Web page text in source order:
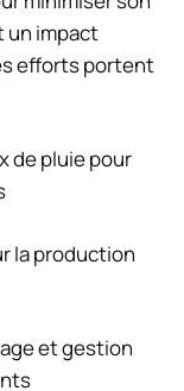
un impact
efforts portent
de pluie pour
la production
et gestion